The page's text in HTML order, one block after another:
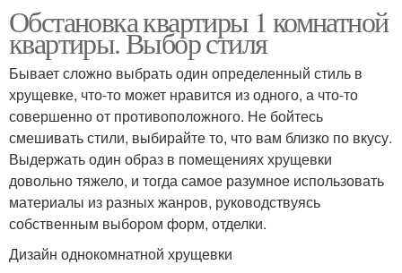
Обстановка квартиры 1 комнатной
квартиры. Выбор стиля
Бывает сложно выбрать один определенный стиль в
хрущевке, что-то может нравится из одного, а что-то
совершенно от противоположного. Не бойтесь
смешивать стили, выбирайте то, что вам близко по вкусу.
Выдержать один образ в помещениях хрущевки
довольно тяжело, и тогда самое разумное использовать
материалы из разных жанров, руководствуясь
собственным выбором форм, отделки.
Дизайн однокомнатной хрущевки